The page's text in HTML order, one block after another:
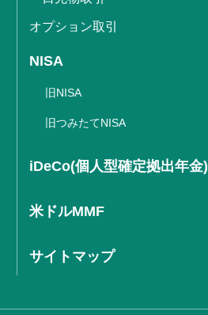
オプション取引
NISA
旧NISA
旧つみたてNISA
iDeCo(個人型確定拠出年金)
米ドルMMF
サイトマップ